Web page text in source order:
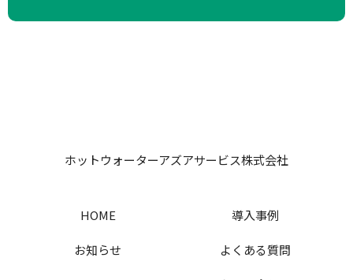
ホットウォーターアズアサービス株式会社
HOME
お知らせ
導入事例
よくある質問